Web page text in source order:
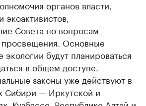
органов власти,
Совета по вопросам
просвещения. Основные
будут планироваться
в общем доступе.
законы уже действуют в
Сибири — Иркутской и